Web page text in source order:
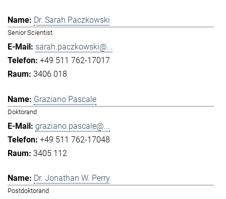
Dr. Sarah Paczkowski
Senior Scientist
sarah.paczkowski@...
+49 511 762-17017
3406 018
Graziano Pascale
Doktorand
graziano.pascale@...
+49 511 762-17048
3405 112
Dr. Jonathan W. Perry
Postdoktorand